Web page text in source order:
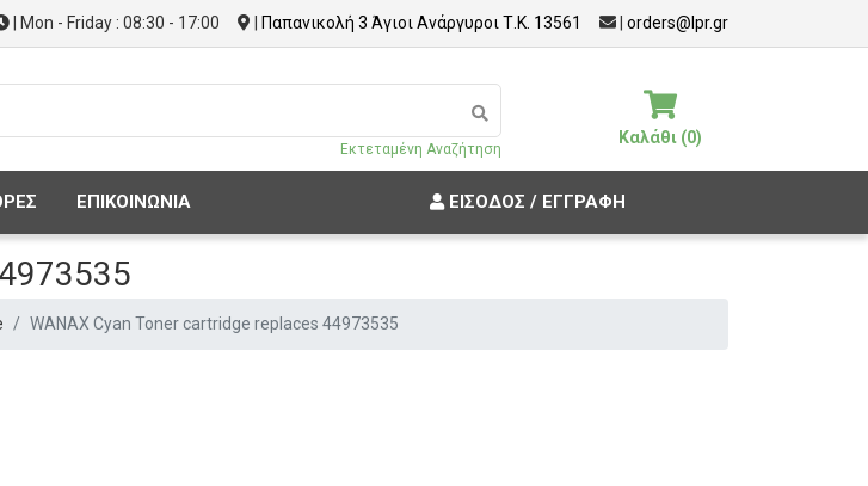
| Mon - Friday : 08:30 - 17:00 Παπανικολή 3 Άγιοι Ανάργυροι Τ.Κ. 13561 orders@lpr.gr
Εκτεταμένη Αναζήτηση
Καλάθι (0)
ΕΠΙΚΟΙΝΩΝΙΑ ΕΊΣΟΔΟΣ / ΕΓΓΡΑΦΉ
WANAX Cyan Toner cartridge replaces 44973535